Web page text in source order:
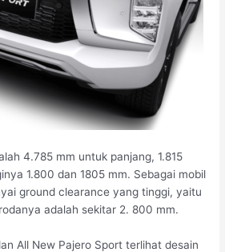
4.785 mm untuk panjang, 1.815
1.800 dan 1805 mm. Sebagai mobil
ground clearance yang tinggi, yaitu
adalah sekitar 2. 800 mm.
All New Pajero Sport terlihat desain